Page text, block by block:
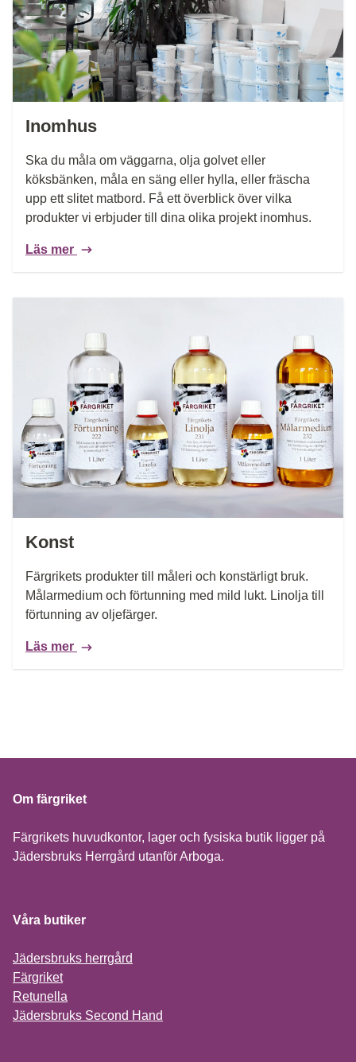
Inomhus
Ska du måla om väggarna, olja golvet eller
köksbänken, måla en säng eller hylla, eller fräscha
upp ett slitet matbord. Få ett överblick över vilka
produkter vi erbjuder till dina olika projekt inomhus.
Läs mer
Konst
Färgrikets produkter till måleri och konstärligt bruk.
Målarmedium och förtunning med mild lukt. Linolja till
förtunning av oljefärger.
Läs mer
Om färgriket
Färgrikets huvudkontor, lager och fysiska butik ligger på
Jädersbruks Herrgård utanför Arboga.
Våra butiker
Jädersbruks herrgård
Färgriket
Retunella
Jädersbruks Second Hand